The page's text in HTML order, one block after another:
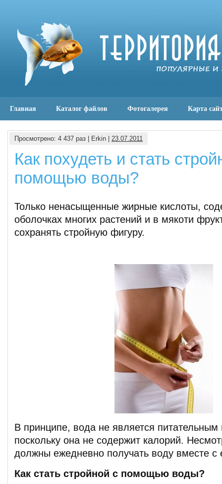
Главная Каталог файлов Фотогалерея Карта
Просмотрено: 4 437 раз | Erkin | 23.07.2011
Как похудеть и стать
помощью воды?
Только ненасыщенные жирные кислоты,
оболочках многих растений и в мякоти
сохранять стройную фигуру.
В принципе, вода не является
поскольку она не содержит калорий.
должны ежедневно получать воду вместе с
Как стать стройной с помощью воды?